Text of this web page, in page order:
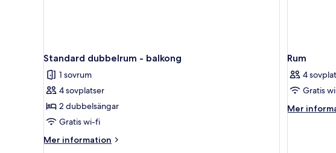
Standard dubbelrum - balkong
1 sovrum
4 sovplatser
2 dubbelsängar
Gratis wi-fi
Mer information
Mer
Rum
4
Gratis
Mer
Mer